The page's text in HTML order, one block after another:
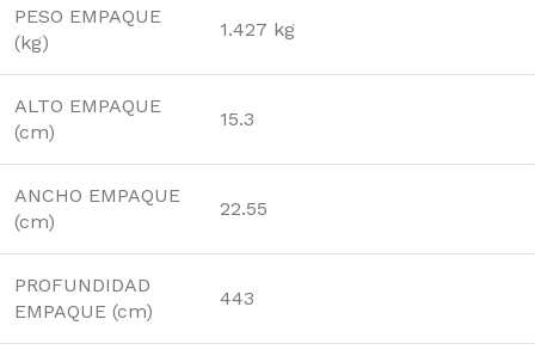
PESO EMPAQUE
(kg)
1.427 kg
ALTO EMPAQUE
(cm)
15.3
ANCHO EMPAQUE
(cm)
22.55
PROFUNDIDAD
EMPAQUE (cm)
443